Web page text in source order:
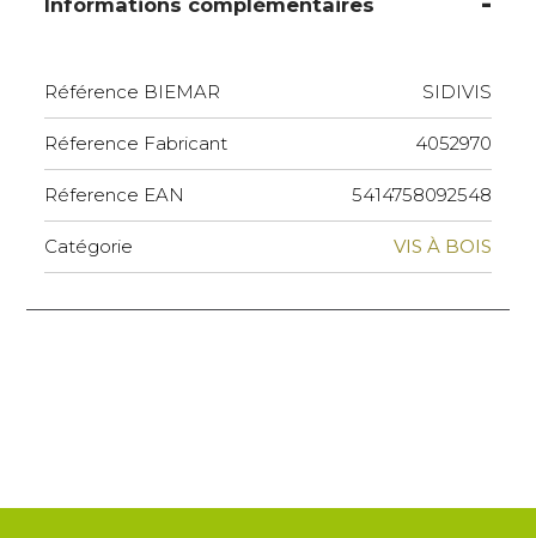
Informations complémentaires
Référence BIEMAR SIDIVIS
Réference Fabricant 4052970
Réference EAN 5414758092548
Catégorie VIS À BOIS